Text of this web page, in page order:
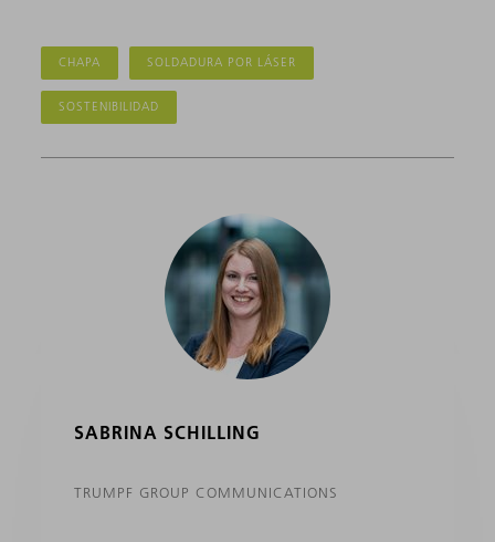
CHAPA SOLDADURA POR LÁSER
SOSTENIBILIDAD
SABRINA SCHILLING
TRUMPF GROUP COMMUNICATIONS